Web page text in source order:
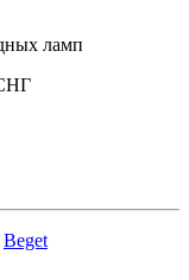
ламп
Beget